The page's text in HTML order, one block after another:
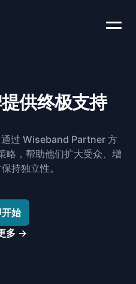
供终极支持
过 Wiseband Partner 方
略，帮助他们扩大受众、增
持独立性。
始
多 →